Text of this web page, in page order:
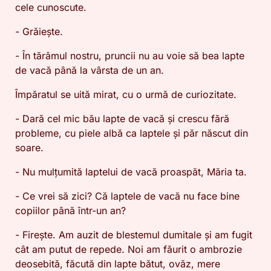
cele cunoscute.
- Grăiește.
- În tărâmul nostru, pruncii nu au voie să bea lapte
de vacă până la vârsta de un an.
Împăratul se uită mirat, cu o urmă de curiozitate.
- Dară cel mic bău lapte de vacă și crescu fără
probleme, cu piele albă ca laptele și păr născut din
soare.
- Nu mulțumită laptelui de vacă proaspăt, Măria ta.
- Ce vrei să zici? Că laptele de vacă nu face bine
copiilor până într-un an?
- Firește. Am auzit de blestemul dumitale și am fugit
cât am putut de repede. Noi am făurit o ambrozie
deosebită, făcută din lapte bătut, ovăz, mere